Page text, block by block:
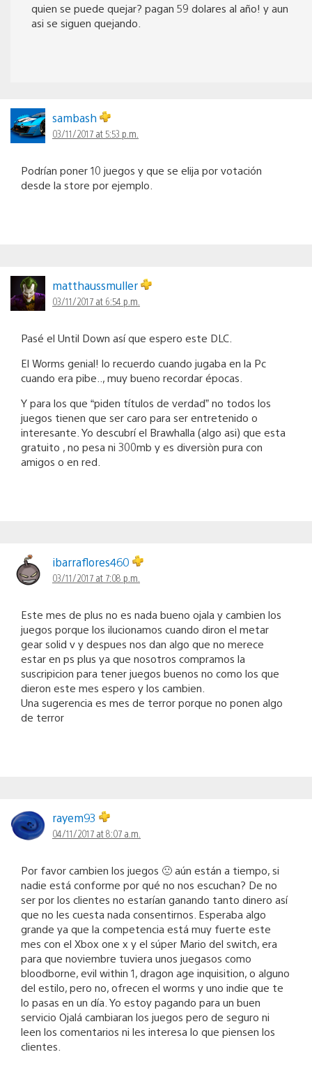
quien se puede quejar? pagan 59 dolares al año! y aun
asi se siguen quejando.
sambash
03/11/2017 at 5:53 p.m.
Podrían poner 10 juegos y que se elija por votación
desde la store por ejemplo.
matthaussmuller
03/11/2017 at 6:54 p.m.
Pasé el Until Down así que espero este DLC.
El Worms genial! lo recuerdo cuando jugaba en la Pc
cuando era pibe.., muy bueno recordar épocas.
Y para los que “piden títulos de verdad” no todos los
juegos tienen que ser caro para ser entretenido o
interesante. Yo descubrí el Brawhalla (algo asi) que esta
gratuito , no pesa ni 300mb y es diversiòn pura con
amigos o en red.
ibarraflores460
03/11/2017 at 7:08 p.m.
Este mes de plus no es nada bueno ojala y cambien los
juegos porque los ilucionamos cuando diron el metar
gear solid v y despues nos dan algo que no merece
estar en ps plus ya que nosotros compramos la
suscripicion para tener juegos buenos no como los que
dieron este mes espero y los cambien.
Una sugerencia es mes de terror porque no ponen algo
de terror
rayem93
04/11/2017 at 8:07 a.m.
Por favor cambien los juegos 🙁 aún están a tiempo, si
nadie está conforme por qué no nos escuchan? De no
ser por los clientes no estarían ganando tanto dinero así
que no les cuesta nada consentirnos. Esperaba algo
grande ya que la competencia está muy fuerte este
mes con el Xbox one x y el súper Mario del switch, era
para que noviembre tuviera unos juegasos como
bloodborne, evil within 1, dragon age inquisition, o alguno
del estilo, pero no, ofrecen el worms y uno indie que te
lo pasas en un día. Yo estoy pagando para un buen
servicio Ojalá cambiaran los juegos pero de seguro ni
leen los comentarios ni les interesa lo que piensen los
clientes.